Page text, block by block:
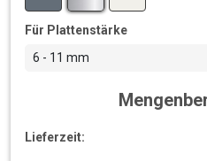
Für Plattenstärke
6 - 11 mm
Lieferzeit: